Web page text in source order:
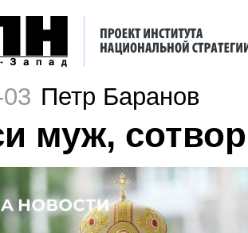
Петр Баранов
муж,